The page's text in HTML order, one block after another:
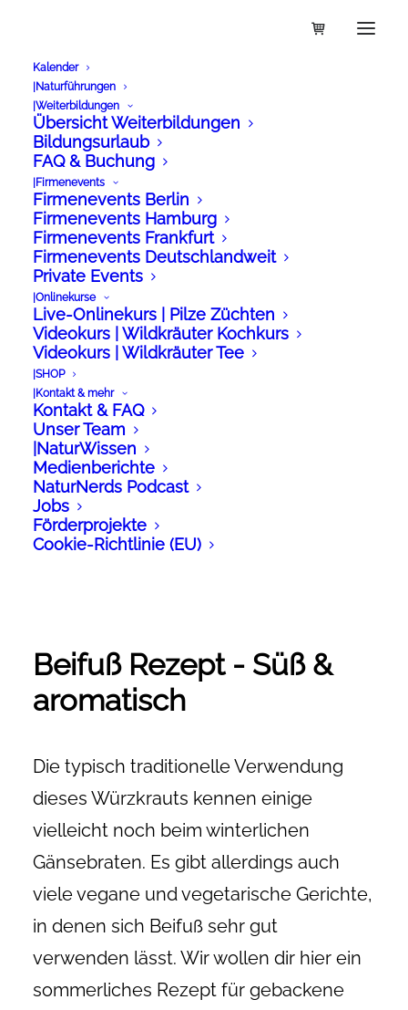
Kalender
|Naturführungen
|Weiterbildungen
Übersicht Weiterbildungen
Bildungsurlaub
FAQ & Buchung
|Firmenevents
Firmenevents Berlin
Firmenevents Hamburg
Firmenevents Frankfurt
Firmenevents Deutschlandweit
Private Events
|Onlinekurse
Live-Onlinekurs | Pilze Züchten
Videokurs | Wildkräuter Kochkurs
Videokurs | Wildkräuter Tee
|SHOP
|Kontakt & mehr
Kontakt & FAQ
Unser Team
|NaturWissen
Medienberichte
NaturNerds Podcast
Jobs
Förderprojekte
Cookie-Richtlinie (EU)
– Zurück zur Artikelübersicht
Beifuß Rezept - Süß &
aromatisch
Die typisch traditionelle Verwendung
dieses Würzkrauts kennen einige
vielleicht noch beim winterlichen
Gänsebraten. Es gibt allerdings auch
viele vegane und vegetarische Gerichte,
in denen sich Beifuß sehr gut
verwenden lässt. Wir wollen dir hier ein
sommerliches Rezept für gebackene